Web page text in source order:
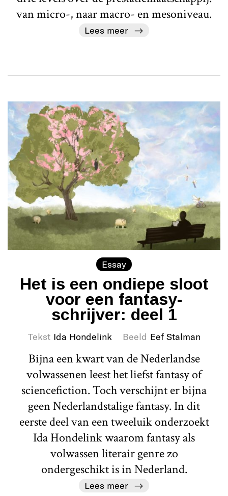
van micro-, naar macro- en mesoniveau.
Lees meer
Essay
Het is een ondiepe sloot
voor een fantasy-
schrijver: deel 1
Tekst Ida Hondelink Beeld Eef Stalman
Bijna een kwart van de Nederlandse
volwassenen leest het liefst fantasy of
sciencefiction. Toch verschijnt er bijna
geen Nederlandstalige fantasy. In dit
eerste deel van een tweeluik onderzoekt
Ida Hondelink waarom fantasy als
volwassen literair genre zo
ondergeschikt is in Nederland.
Lees meer